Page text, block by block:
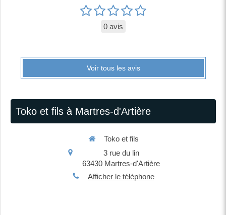
0 avis
Voir tous les avis
Toko et fils à Martres-d'Artière
Toko et fils
3 rue du lin
63430 Martres-d'Artière
Afficher le téléphone